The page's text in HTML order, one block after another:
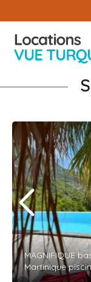
MAGNIFIQUE
Martinique